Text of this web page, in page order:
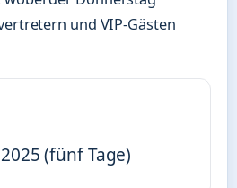
und VIP-Gästen
(fünf Tage)